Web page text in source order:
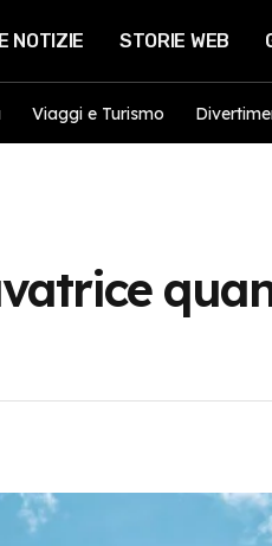
NOTIZIE STORIE WEB
Viaggi e Turismo